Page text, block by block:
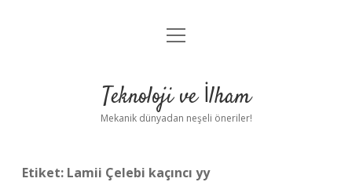
Anasayfa
Yasal Uyarı
menüyü
Teknoloji ve İlham
Mekanik dünyadan neşeli öneriler!
Etiket: Lamii Çelebi kaçıncı yy